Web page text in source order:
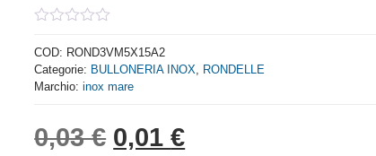
out
of
5
COD: ROND3VM5X15A2
Categorie: BULLONERIA INOX, RONDELLE
Marchio:inox mare
0,03€ Il prezzo originale
0,01€Il prezzo attuale